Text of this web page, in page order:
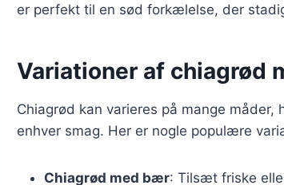
er perfekt til en sød forkælelse, der
Variationer af chiagrød
Chiagrød kan varieres på mange
enhver smag. Her er nogle populære
Chiagrød med bær: Tilsæt friske